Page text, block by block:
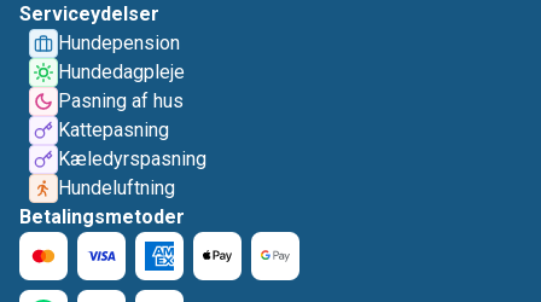
Serviceydelser
Hundepension
Hundedagpleje
Pasning af hus
Kattepasning
Kæledyrspasning
Hundeluftning
Betalingsmetoder